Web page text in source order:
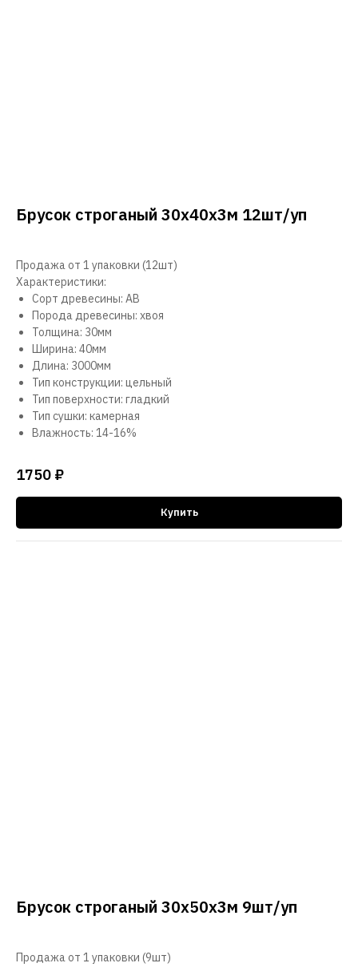
Брусок строганый 30х40х3м 12шт/уп
Продажа от 1 упаковки (12шт)
Характеристики:
Сорт древесины: АВ
Порода древесины: хвоя
Толщина: 30мм
Ширина: 40мм
Длина: 3000мм
Тип конструкции: цельный
Тип поверхности: гладкий
Тип сушки: камерная
Влажность: 14-16%
1750 ₽
Купить
Брусок строганый 30х50х3м 9шт/уп
Продажа от 1 упаковки (9шт)